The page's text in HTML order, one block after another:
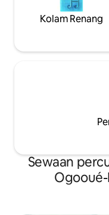
Kolam Renang
Sewaan